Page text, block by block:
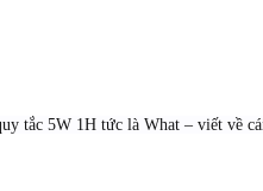
tắc 5W 1H tức là What – viết về